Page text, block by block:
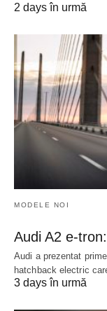
2 days în urmă
MODELE NOI
Audi A2 e-
Audi a prezentat
hatchback electric
3 days în urmă